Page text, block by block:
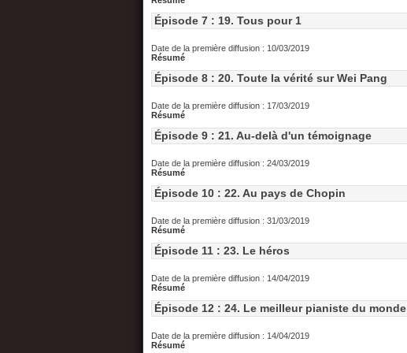
Épisode 7 : 19. Tous pour 1
Date de la première diffusion : 10/03/2019
Résumé
Épisode 8 : 20. Toute la vérité sur Wei Pang
Date de la première diffusion : 17/03/2019
Résumé
Épisode 9 : 21. Au-delà d'un témoignage
Date de la première diffusion : 24/03/2019
Résumé
Épisode 10 : 22. Au pays de Chopin
Date de la première diffusion : 31/03/2019
Résumé
Épisode 11 : 23. Le héros
Date de la première diffusion : 14/04/2019
Résumé
Épisode 12 : 24. Le meilleur pianiste du monde
Date de la première diffusion : 14/04/2019
Résumé